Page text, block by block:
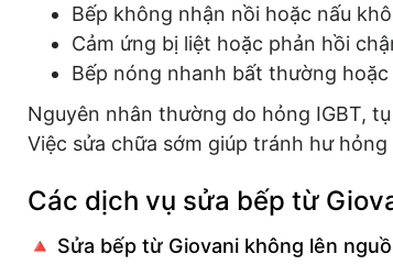
Bếp không nhận nồi hoặc nấu
Cảm ứng bị liệt hoặc phản hồi
Bếp nóng nhanh bất thường
Nguyên nhân thường do hỏng IGBT,
Việc sửa chữa sớm giúp tránh hư
Các dịch vụ sửa bếp từ
🔺 Sửa bếp từ Giovani không lên